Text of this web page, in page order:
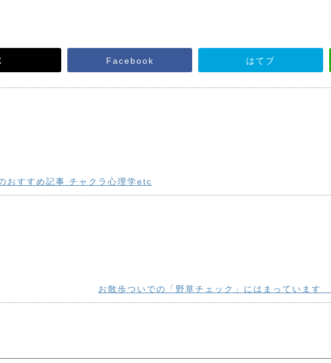
Facebook はてブ
おすすめ記事 チャクラ心理学etc
お散歩ついでの「野草チェック」にはまっていま